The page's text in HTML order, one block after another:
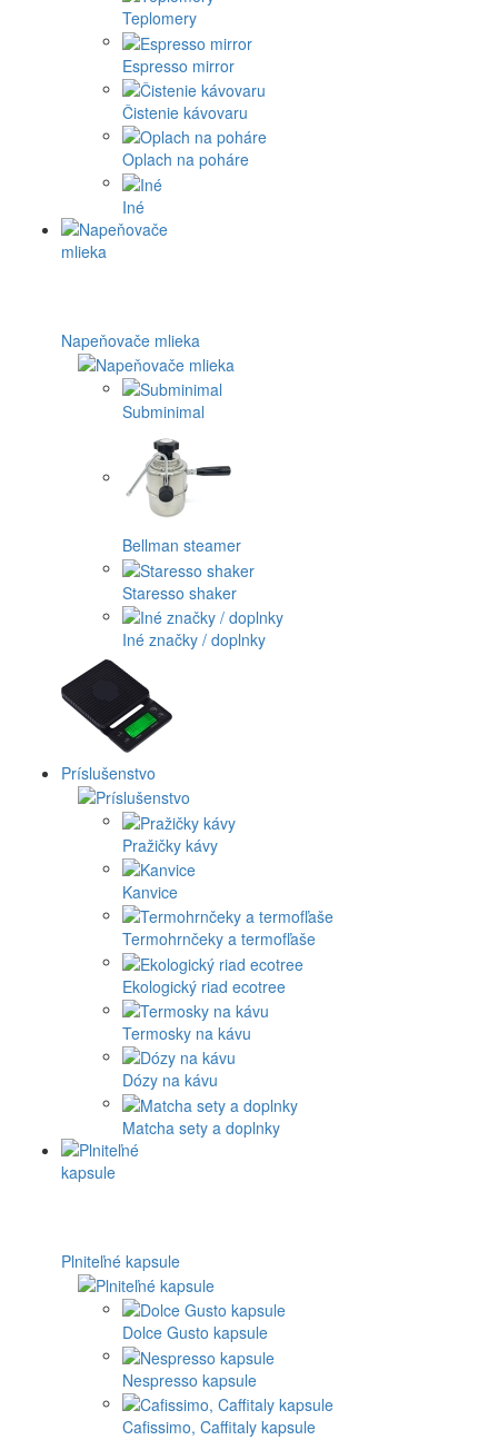
Teplomery
Espresso mirror
Čistenie kávovaru
Oplach na poháre
Iné
Napeňovače mlieka
Subminimal
Bellman steamer
Staresso shaker
Iné značky / doplnky
Príslušenstvo
Pražičky kávy
Kanvice
Termohrnčeky a termofľaše
Ekologický riad ecotree
Termosky na kávu
Dózy na kávu
Matcha sety a doplnky
Plniteľné kapsule
Dolce Gusto kapsule
Nespresso kapsule
Cafissimo, Caffitaly kapsule